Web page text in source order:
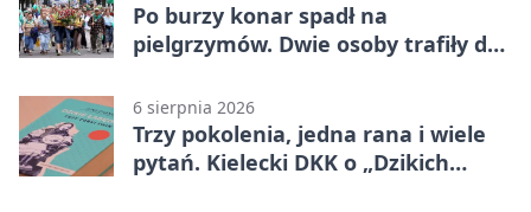
Po burzy konar spadł na
pielgrzymów. Dwie osoby trafiły do
6 sierpnia 2026
Trzy pokolenia, jedna rana i wiele
pytań. Kielecki DKK o „Dzikich